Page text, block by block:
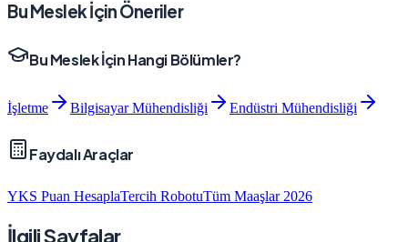
Bu Meslek İçin Öneriler
Bu Meslek İçin Hangi Bölümler?
İşletme Bilgisayar Mühendisliği Endüstri Mühendisliği
Faydalı Araçlar
YKS Puan HesaplaTercih RobotuTüm Maaşlar 2026
İlgili Sayfalar